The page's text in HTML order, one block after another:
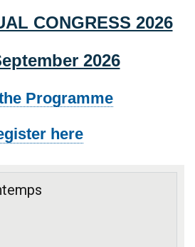
CONGRESS 2026
2026
Programme
here